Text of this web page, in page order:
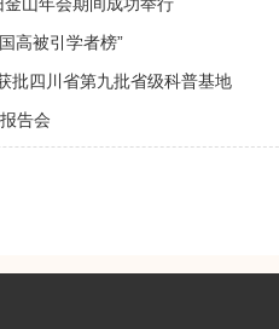
高被引学者榜”
批四川省第九批省级科普基地
告会